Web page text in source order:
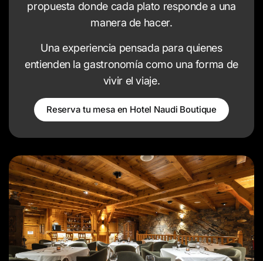
propuesta donde cada plato responde a una
manera de hacer.
Una experiencia pensada para quienes
entienden la gastronomía como una forma de
vivir el viaje.
Reserva tu mesa en Hotel Naudi Boutique